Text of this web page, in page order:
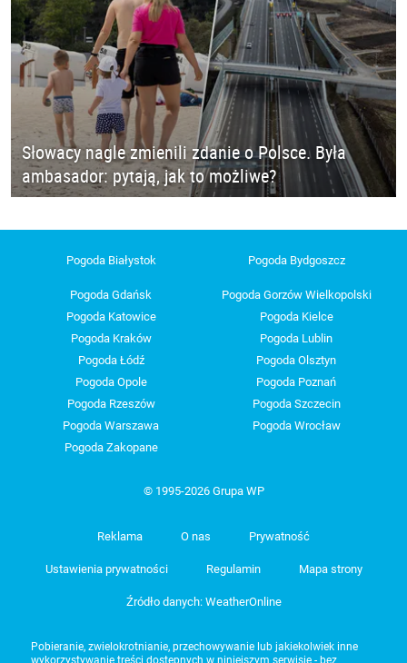
Słowacy nagle zmienili zdanie o Polsce. Była
ambasador: pytają, jak to możliwe?
Pogoda Białystok Pogoda Bydgoszcz
Pogoda Gdańsk
Pogoda Gorzów Wielkopolski
Pogoda Katowice
Pogoda Kielce
Pogoda Kraków
Pogoda Lublin
Pogoda Łódź
Pogoda Olsztyn
Pogoda Opole
Pogoda Poznań
Pogoda Rzeszów
Pogoda Szczecin
Pogoda Warszawa
Pogoda Wrocław
Pogoda Zakopane
© 1995-2026 Grupa WP
Reklama O nas Prywatność
Ustawienia prywatności Regulamin Mapa strony
Źródło danych: WeatherOnline
Pobieranie, zwielokrotnianie, przechowywanie lub jakiekolwiek inne
wykorzystywanie treści dostępnych w niniejszym serwisie - bez